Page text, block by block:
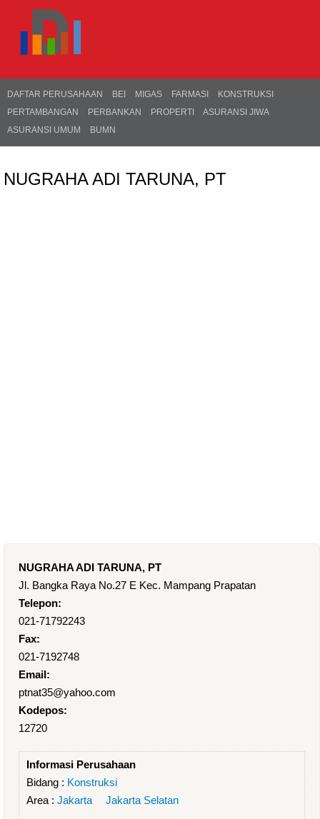
DAFTAR PERUSAHAAN BEI MIGAS FARMASI
KONSTRUKSI
PERTAMBANGAN
PERBANKAN PROPERTI
ASURANSI JIWA
ASURANSI UMUM
BUMN
NUGRAHA ADI TARUNA, PT
NUGRAHA ADI TARUNA, PT
Jl. Bangka Raya No.27 E Kec. Mampang Prapatan
Telepon:
021-71792243
Fax:
021-7192748
Email:
ptnat35@yahoo.com
Kodepos:
12720
Informasi Perusahaan
Bidang : Konstruksi
Area : Jakarta Jakarta Selatan